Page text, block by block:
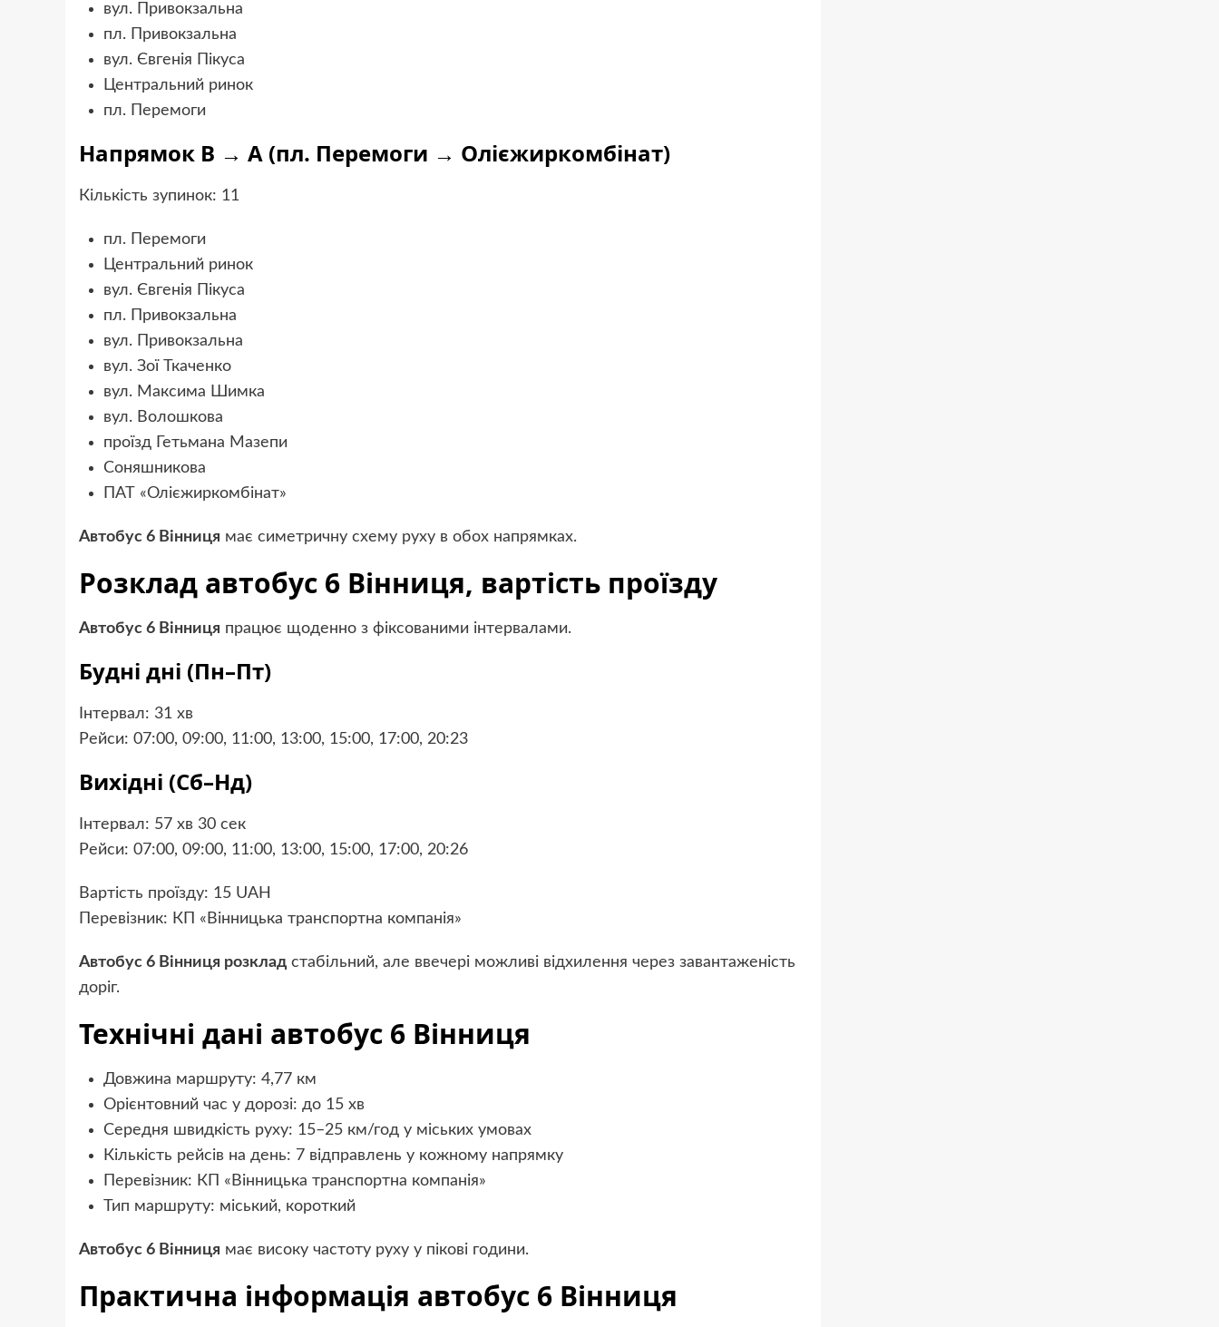
вул. Привокзальна
пл. Привокзальна
вул. Євгенія Пікуса
Центральний ринок
пл. Перемоги
Напрямок B → A (пл. Перемоги → Олієжиркомбінат)
Кількість зупинок: 11
пл. Перемоги
Центральний ринок
вул. Євгенія Пікуса
пл. Привокзальна
вул. Привокзальна
вул. Зої Ткаченко
вул. Максима Шимка
вул. Волошкова
проїзд Гетьмана Мазепи
Соняшникова
ПАТ «Олієжиркомбінат»
Автобус 6 Вінниця має симетричну схему руху в обох напрямках.
Розклад автобус 6 Вінниця, вартість проїзду
Автобус 6 Вінниця працює щоденно з фіксованими інтервалами.
Будні дні (Пн–Пт)
Інтервал: 31 хв
Рейси: 07:00, 09:00, 11:00, 13:00, 15:00, 17:00, 20:23
Вихідні (Сб–Нд)
Інтервал: 57 хв 30 сек
Рейси: 07:00, 09:00, 11:00, 13:00, 15:00, 17:00, 20:26
Вартість проїзду: 15 UAH
Перевізник: КП «Вінницька транспортна компанія»
Автобус 6 Вінниця розклад стабільний, але ввечері можливі відхилення через завантаженість
доріг.
Технічні дані автобус 6 Вінниця
Довжина маршруту: 4,77 км
Орієнтовний час у дорозі: до 15 хв
Середня швидкість руху: 15–25 км/год у міських умовах
Кількість рейсів на день: 7 відправлень у кожному напрямку
Перевізник: КП «Вінницька транспортна компанія»
Тип маршруту: міський, короткий
Автобус 6 Вінниця має високу частоту руху у пікові години.
Практична інформація автобус 6 Вінниця